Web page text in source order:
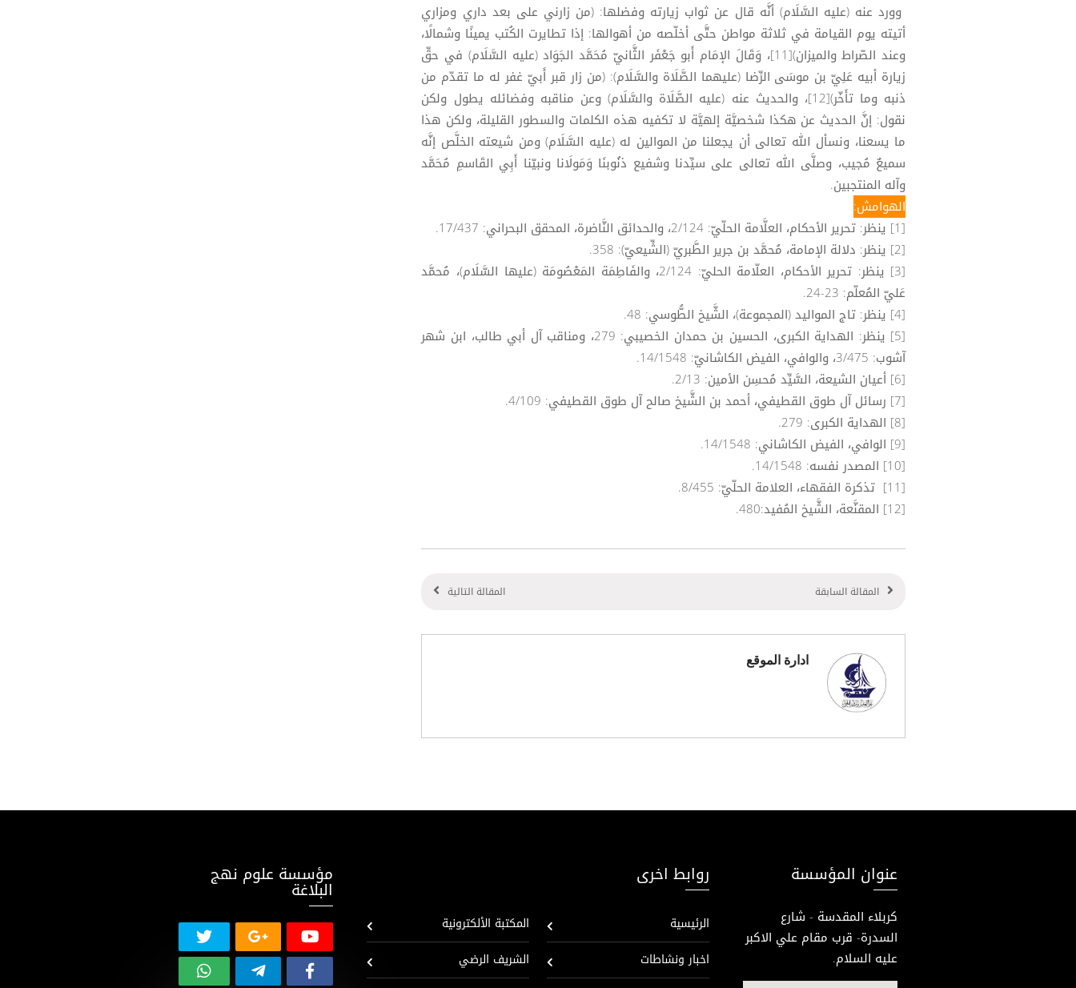
وورد عنه (عليه السَّلَام) أنَّه قال عن ثواب زيارته وفضلها: (من زارني على بعد داري ومزاري
أتيته يوم القيامة في ثلاثة مواطن حتَّى أخلّصه من أهوالها: إذا تطايرت الكُتب يمينًا وشمالًا،
وعند الصّراط والميزان)[11]، وَقَالَ الإمَام أَبو جَعْفَر الثَّانيّ مُحَمَّد الجَوَاد (عليه السَّلَام) في حقِّ
زيارة أبيه عَلِيّ بن موسَى الرِّضا (عليهما الصَّلَاة والسَّلَام): (من زار قبر أَبيّ غفر له ما تقدّم من
ذنبه وما تأَخّر)[12]، والحديث عنه (عليه الصَّلَاة والسَّلَام) وعن مناقبه وفضائله يطول ولكن
نقول: إنَّ الحديث عن هكذا شخصيَّة إلهيَّة لا تكفيه هذه الكلمات والسطور القليلة، ولكن هذا
ما يسعنا، ونسأل الله تعالى أن يجعلنا من الموالين له (عليه السَّلَام) ومن شيعته الخلَّص إنَّه
سميعٌ مُجيب، وصلَّى الله تعالى على سيِّدنا وشفيع ذنُوبنَا وَمَولَانا ونبيّنا أَبِي القَاسمِ مُحَمَّد
وآله المنتجبين.
الهوامش:
[1] ينظر: تحرير الأحكام، العلَّامة الحلّيّ: 2/124، والحدائق النَّاضرة، المحقق البحراني: 17/437.
[2] ينظر: دلالة الإمامة، مُحمَّد بن جرير الطَّبريّ (الشِّيعيّ): 358.
[3] ينظر: تحرير الأحكام، العلّامة الحليّ: 2/124، والفَاطِمَة المَعْصُومَة (عليها السَّلَام)، مُحمَّد
عَليّ المُعلّم: 23-24.
[4] ينظر: تاج المواليد (المجموعة)، الشَّيخ الطُّوسي: 48.
[5] ينظر: الهداية الكبرى، الحسين بن حمدان الخصيبي: 279، ومناقب آل أبي طالب، ابن شهر
آشوب: 3/475، والوافي، الفيض الكاشانيّ: 14/1548.
[6] أعيان الشيعة، السَّيِّد مُحسِن الأمين: 2/13.
[7] رسائل آل طوق القطيفي، أحمد بن الشَّيخ صالح آل طوق القطيفي: 4/109.
[8] الهداية الكبرى: 279.
[9] الوافي، الفيض الكاشاني: 14/1548.
[10] المصدر نفسه: 14/1548.
[11] تذكرة الفقهاء، العلامة الحلّيّ: 8/455.
[12] المقنَّعة، الشَّيخ المُفيد:480.
المقالة السابقة المقالة التالية
ادارة الموقع
عنوان المؤسسة
كربلاء المقدسة - شارع
السدرة- قرب مقام علي الاكبر
عليه السلام.
روابط اخرى
الرئيسية
اخبار ونشاطات
المكتبة الألكترونية
الشريف الرضي
مؤسسة علوم نهج
البلاغة